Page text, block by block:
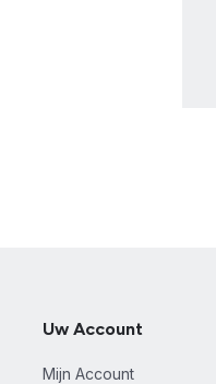
Uw Account
Mijn Account